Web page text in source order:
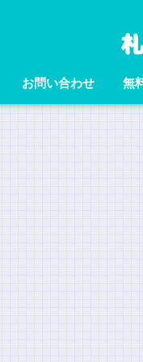
お問い合わせ 無